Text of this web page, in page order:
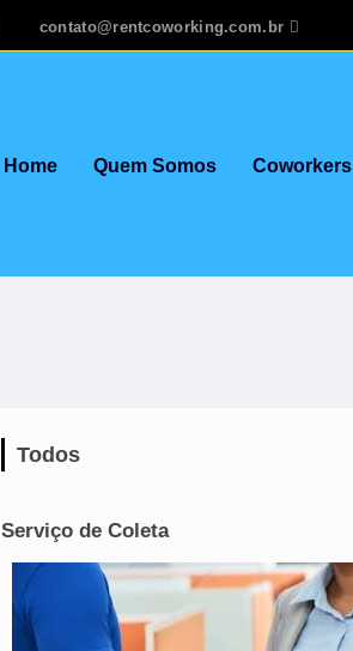
contato@rentcoworking.com.br
Home Quem Somos Coworkers
Todos
Serviço de Coleta